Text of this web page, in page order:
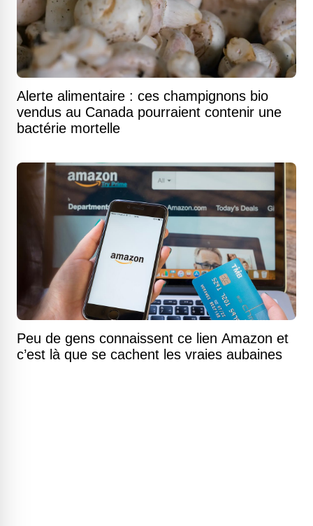
Alerte alimentaire : ces champignons bio
vendus au Canada pourraient contenir une
bactérie mortelle
Peu de gens connaissent ce lien Amazon et
c’est là que se cachent les vraies aubaines